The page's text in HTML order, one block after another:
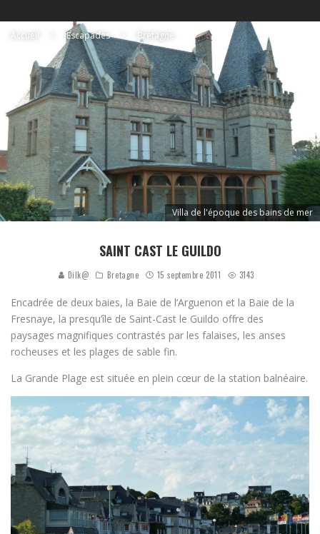
Accueil Escapades Bretagne
Villa de l'époque des bains de mer
SAINT CAST LE GUILDO
Dilk@ Bretagne 15 septembre 2011 3143
Encadrée de deux baies, la Baie de l’Arguenon et la Baie de la
Fresnaye, la presqu’île de Saint-Cast le Guildo offre des
paysages magnifiques contrastés par les falaises, les anses
rocheuses et les plages de sable fin.
La Grande Plage est située en plein cœur de la station balnéaire.